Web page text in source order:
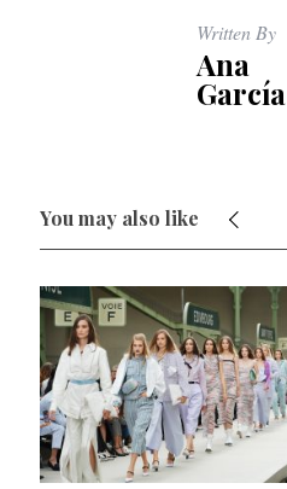
Written By
Ana
García
You may also like